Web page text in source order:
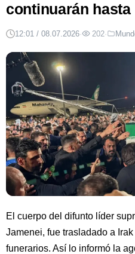
continuarán
12:01 / 08.07.2026· 202·
El cuerpo del difunto líder
Jamenei, fue trasladado a
funerarios. Así lo informó la